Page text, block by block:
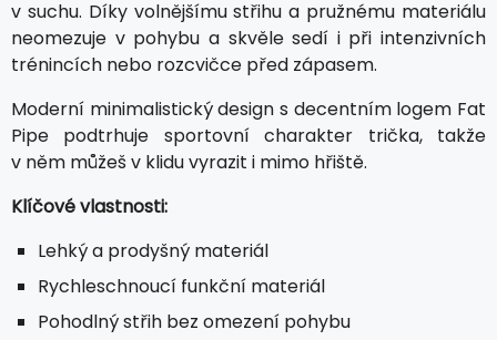
v suchu. Díky volnějšímu střihu a pružnému materiálu
neomezuje v pohybu a skvěle sedí i při intenzivních
trénincích nebo rozcvičce před zápasem.
Moderní minimalistický design s decentním logem Fat
Pipe podtrhuje sportovní charakter trička, takže
v něm můžeš v klidu vyrazit i mimo hřiště.
Klíčové vlastnosti:
Lehký a prodyšný materiál
Rychleschnoucí funkční materiál
Pohodlný střih bez omezení pohybu